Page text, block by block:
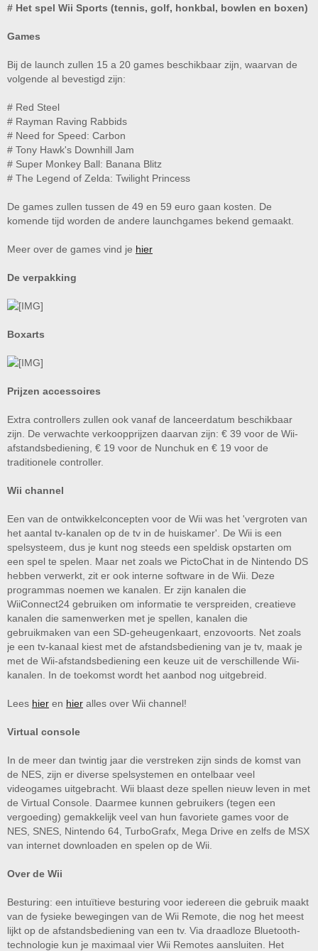
# Het spel Wii Sports (tennis, golf, honkbal, bowlen en boxen)
Games
Bij de launch zullen 15 a 20 games beschikbaar zijn, waarvan de
volgende al bevestigd zijn:
# Red Steel
# Rayman Raving Rabbids
# Need for Speed: Carbon
# Tony Hawk's Downhill Jam
# Super Monkey Ball: Banana Blitz
# The Legend of Zelda: Twilight Princess
De games zullen tussen de 49 en 59 euro gaan kosten. De
komende tijd worden de andere launchgames bekend gemaakt.
Meer over de games vind je hier
De verpakking
Boxarts
Prijzen accessoires
Extra controllers zullen ook vanaf de lanceerdatum beschikbaar
zijn. De verwachte verkoopprijzen daarvan zijn: € 39 voor de Wii-
afstandsbediening, € 19 voor de Nunchuk en € 19 voor de
traditionele controller.
Wii channel
Een van de ontwikkelconcepten voor de Wii was het 'vergroten van
het aantal tv-kanalen op de tv in de huiskamer'. De Wii is een
spelsysteem, dus je kunt nog steeds een speldisk opstarten om
een spel te spelen. Maar net zoals we PictoChat in de Nintendo DS
hebben verwerkt, zit er ook interne software in de Wii. Deze
programmas noemen we kanalen. Er zijn kanalen die
WiiConnect24 gebruiken om informatie te verspreiden, creatieve
kanalen die samenwerken met je spellen, kanalen die
gebruikmaken van een SD-geheugenkaart, enzovoorts. Net zoals
je een tv-kanaal kiest met de afstandsbediening van je tv, maak je
met de Wii-afstandsbediening een keuze uit de verschillende Wii-
kanalen. In de toekomst wordt het aanbod nog uitgebreid.
Lees hier en hier alles over Wii channel!
Virtual console
In de meer dan twintig jaar die verstreken zijn sinds de komst van
de NES, zijn er diverse spelsystemen en ontelbaar veel
videogames uitgebracht. Wii blaast deze spellen nieuw leven in met
de Virtual Console. Daarmee kunnen gebruikers (tegen een
vergoeding) gemakkelijk veel van hun favoriete games voor de
NES, SNES, Nintendo 64, TurboGrafx, Mega Drive en zelfs de MSX
van internet downloaden en spelen op de Wii.
Over de Wii
Besturing: een intuïtieve besturing voor iedereen die gebruik maakt
van de fysieke bewegingen van de Wii Remote, die nog het meest
lijkt op de afstandsbediening van een tv. Via draadloze Bluetooth-
technologie kun je maximaal vier Wii Remotes aansluiten. Het